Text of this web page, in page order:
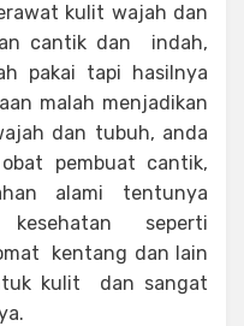
kulit wajah dan
cantik dan indah,
pakai tapi hasilnya
malah menjadikan
dan tubuh, anda
pembuat cantik,
alami tentunya
seperti
kentang dan lain
kulit dan sangat